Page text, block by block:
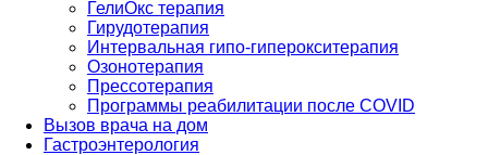
ГелиОкс терапия
Гирудотерапия
Интервальная гипо-гиперокситерапия
Озонотерапия
Прессотерапия
Программы реабилитации после СOVID
Вызов врача на дом
Гастроэнтерология